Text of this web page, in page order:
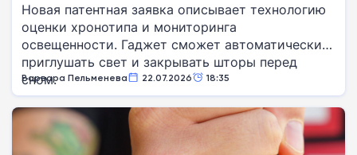
Новая патентная заявка описывает технологию
оценки хронотипа и мониторинга
освещенности. Гаджет сможет автоматически
приглушать свет и закрывать шторы перед
сном.
Варвара Пельменева 22.07.2026 18:35